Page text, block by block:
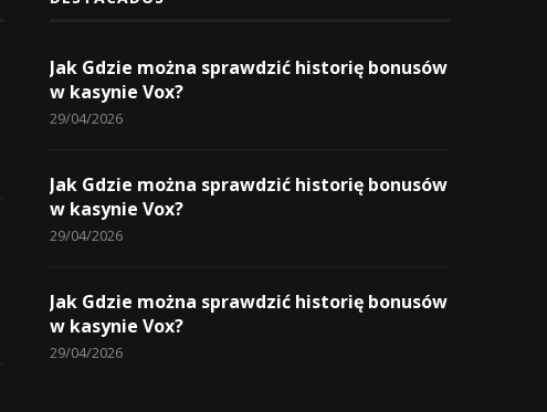
Jak Gdzie można sprawdzić historię bonusów
w kasynie Vox?
29/04/2026
Jak Gdzie można sprawdzić historię bonusów
w kasynie Vox?
29/04/2026
Jak Gdzie można sprawdzić historię bonusów
w kasynie Vox?
29/04/2026